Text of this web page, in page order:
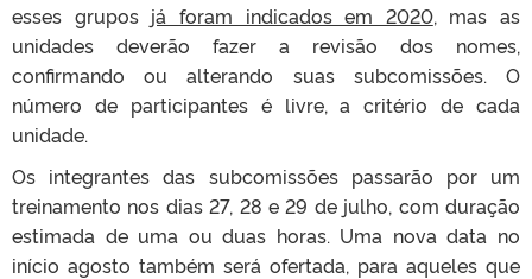
esses grupos já foram indicados em 2020, mas as
unidades deverão fazer a revisão dos nomes,
confirmando ou alterando suas subcomissões. O
número de participantes é livre, a critério de cada
unidade.
Os integrantes das subcomissões passarão por um
treinamento nos dias 27, 28 e 29 de julho, com duração
estimada de uma ou duas horas. Uma nova data no
início agosto também será ofertada, para aqueles que